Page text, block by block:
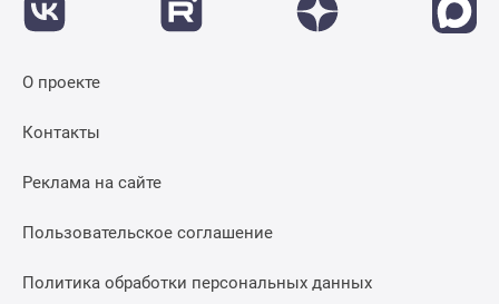
О проекте
Контакты
Реклама на сайте
Пользовательское соглашение
Политика обработки персональных данных